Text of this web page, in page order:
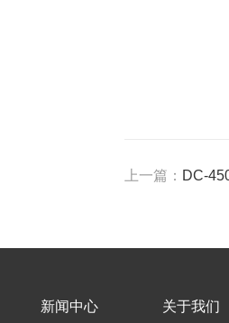
上一篇： DC-
新闻中心 关于我们